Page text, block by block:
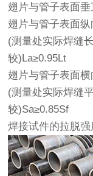
翅片与管子表面
翅片与管子表面
(测量处实际焊缝
较)La≥0.95Lt
翅片与管子表面
(测量处实际焊缝
较)Sa≥0.85Sf
焊接试件的拉脱强